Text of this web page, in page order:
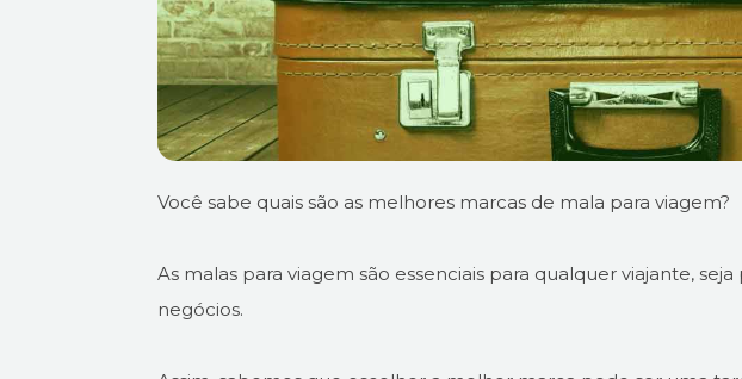
Você sabe quais são as melhores marcas de mala para viagem?
As malas para viagem são essenciais para qualquer viajante,
negócios.